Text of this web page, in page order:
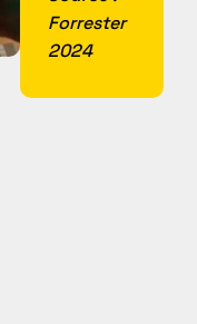
Forrester
2024